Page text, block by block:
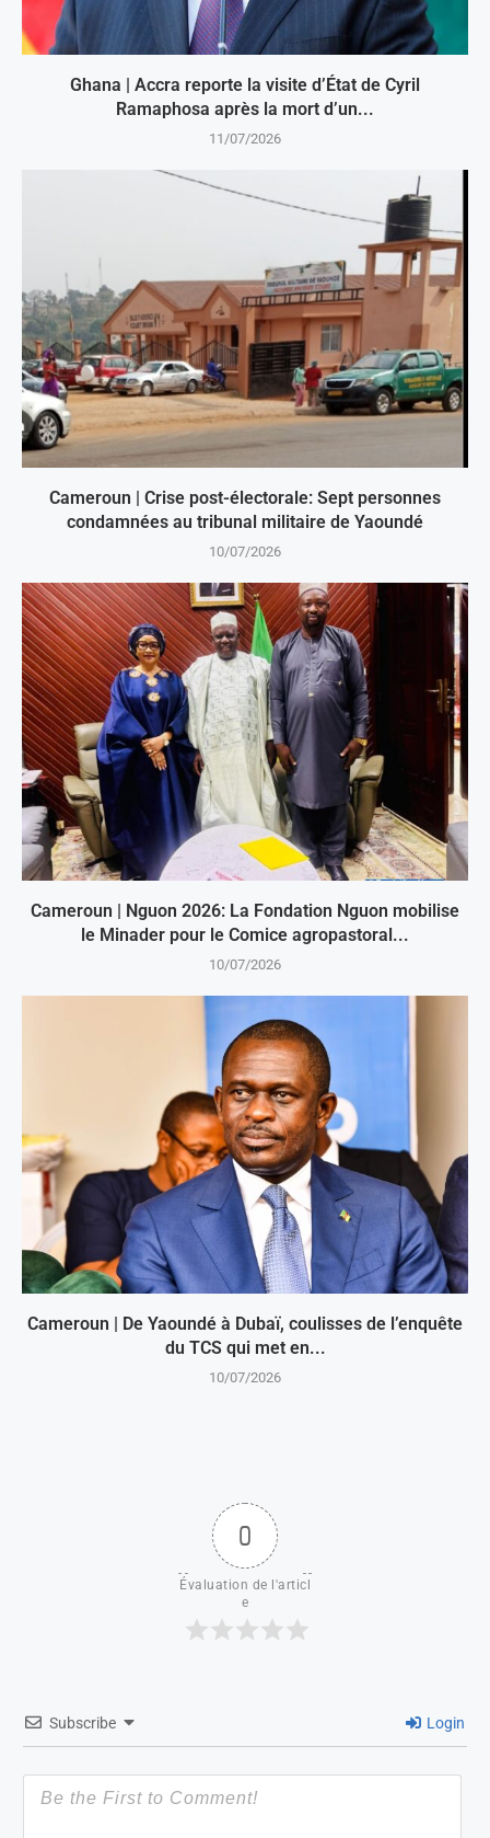
Ghana | Accra reporte la visite d’État de Cyril
Ramaphosa après la mort d’un...
11/07/2026
Cameroun | Crise post-électorale: Sept personnes
condamnées au tribunal militaire de Yaoundé
10/07/2026
Cameroun | Nguon 2026: La Fondation Nguon mobilise
le Minader pour le Comice agropastoral...
10/07/2026
Cameroun | De Yaoundé à Dubaï, coulisses de l’enquête
du TCS qui met en...
10/07/2026
0
Évaluation de l'articl
e
Subscribe Login